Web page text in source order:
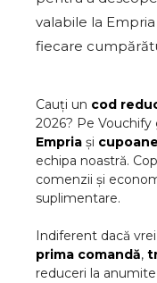
valabile la
fiecare
Cauți un cod
2026? Pe
Empria și
echipa noastră.
comenzii și
suplimentare.
Indiferent dacă
prima comandă,
reduceri la